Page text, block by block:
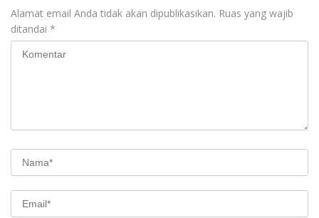
Alamat email Anda tidak akan dipublikasikan. Ruas yang wajib
ditandai *